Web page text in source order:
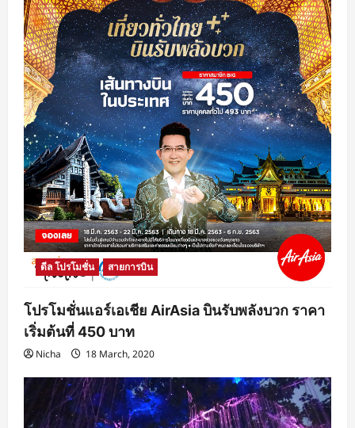
ดีล โปรโมชั่น สายการบิน
โปรโมชั่นแอร์เอเชีย AirAsia บินรับพลังบวก ราคา
เริ่มต้นที่ 450 บาท
Nicha 18 March, 2020